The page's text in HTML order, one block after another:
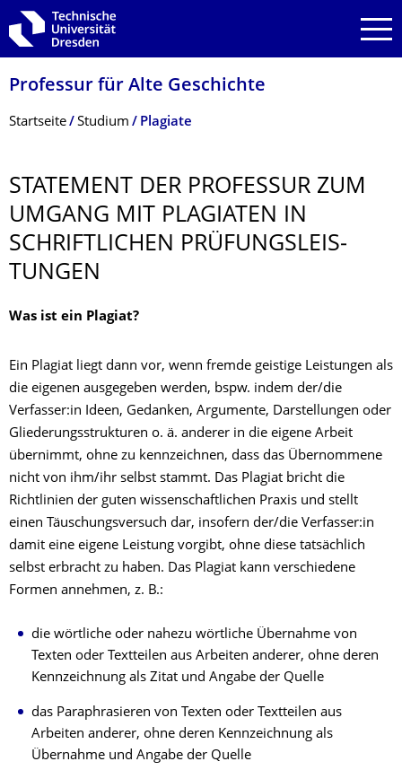
Zur Hauptnavigation springen
Zur Suche springen
Zum Inhalt springen
Professur für Alte Geschichte
Breadcrumb-Menü
Startseite Studium Plagiate
STATEMENT DER PROFESSUR ZUM
UMGANG MIT PLAGIATEN IN
SCHRIFTLICHEN PRÜFUNGSLEIS­
TUNGEN
Was ist ein Plagiat?
Ein Plagiat liegt dann vor, wenn fremde geistige Leistungen als
die eigenen ausgegeben werden, bspw. indem der/die
Verfasser:in Ideen, Gedanken, Argumente, Darstellungen oder
Gliederungsstrukturen o. ä. anderer in die eigene Arbeit
übernimmt, ohne zu kennzeichnen, dass das Übernommene
nicht von ihm/ihr selbst stammt. Das Plagiat bricht die
Richtlinien der guten wissenschaftlichen Praxis und stellt
einen Täuschungsversuch dar, insofern der/die Verfasser:in
damit eine eigene Leistung vorgibt, ohne diese tatsächlich
selbst erbracht zu haben. Das Plagiat kann verschiedene
Formen annehmen, z. B.:
die wörtliche oder nahezu wörtliche Übernahme von
Texten oder Textteilen aus Arbeiten anderer, ohne deren
Kennzeichnung als Zitat und Angabe der Quelle
das Paraphrasieren von Texten oder Textteilen aus
Arbeiten anderer, ohne deren Kennzeichnung als
Übernahme und Angabe der Quelle